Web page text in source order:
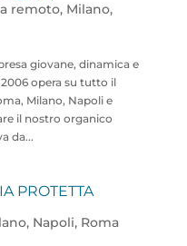
remoto, Milano,
giovane, dinamica e
opera su tutto il
Milano, Napoli e
il nostro organico
da...
PROTETTA
, Napoli, Roma